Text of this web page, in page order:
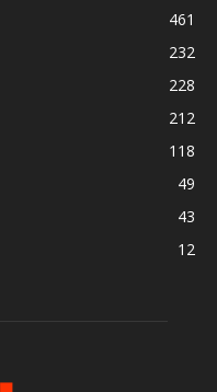
461
232
228
212
118
49
43
12